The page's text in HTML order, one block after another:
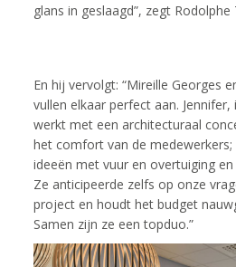
glans in geslaagd”, zegt
En hij vervolgt: “Mireille Georges
vullen elkaar perfect aan.
werkt met een architecturaal
het comfort van de
ideeën met vuur en overtuiging
Ze anticipeerde zelfs op onze
project en houdt het budget
Samen zijn ze een topduo.”